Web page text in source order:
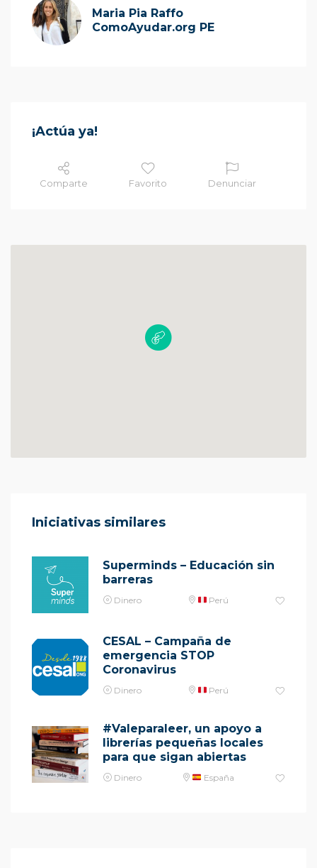
Maria Pia Raffo
ComoAyudar.org PE
¡Actúa ya!
Comparte Favorito Denunciar
Iniciativas similares
Superminds – Educación sin
barreras
Dinero Perú
CESAL – Campaña de
emergencia STOP
Coronavirus
Dinero Perú
#Valeparaleer, un apoyo a
librerías pequeñas locales
para que sigan abiertas
Dinero España